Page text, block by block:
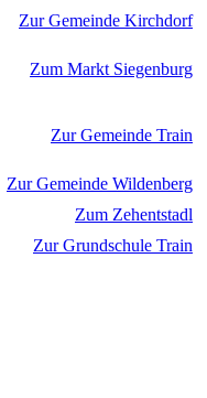
Zur Gemeinde Kirchdorf
Zum Markt Siegenburg
Zur Gemeinde Train
Zur Gemeinde Wildenberg
Zum Zehentstadl
Zur Grundschule Train